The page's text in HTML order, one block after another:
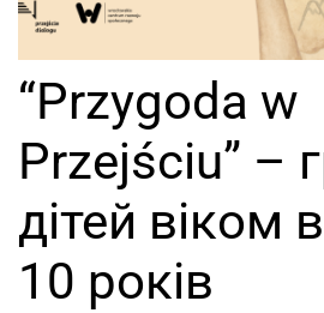
“Przygoda w
Przejściu” –
дітей віком
10 років